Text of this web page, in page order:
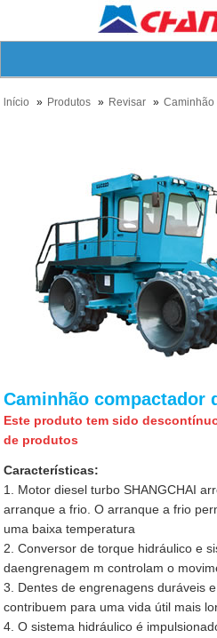
lnício Produtos Revisar Caminhão
Caminhão compactador
Este produto tem sido
de produtos
Características:
1. Motor diesel turbo SHANGCHAI
arranque a frio. O arranque a frio
uma baixa temperatura
2. Conversor de torque hidráulico e
daengrenagem m controlam o
3. Dentes de engrenagens duráveis
contribuem para uma vida útil mais
4. O sistema hidráulico é